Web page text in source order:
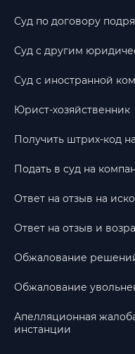
Суд по договору
Суд с другим
Суд с иностранной
Юрист-хозяйственник
Получить штрих-код
Подать в суд на
Ответ на отзыв на
Ответ на отзыв и
Обжалование
Обжалование
Апелляционная
инстанции